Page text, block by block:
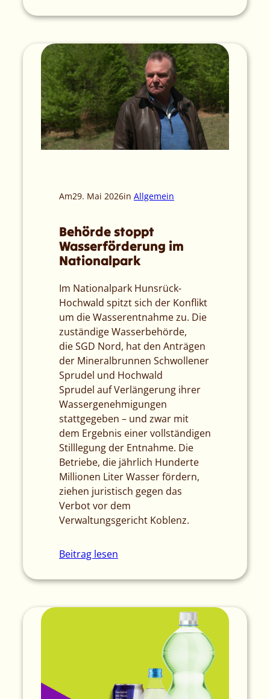
Am29. Mai 2026in Allgemein
Behörde stoppt
Wasserförderung im
Nationalpark
Im Nationalpark Hunsrück-
Hochwald spitzt sich der Konflikt
um die Wasserentnahme zu. Die
zuständige Wasserbehörde,
die SGD Nord, hat den Anträgen
der Mineralbrunnen Schwollener
Sprudel und Hochwald
Sprudel auf Verlängerung ihrer
Wassergenehmigungen
stattgegeben – und zwar mit
dem Ergebnis einer vollständigen
Stilllegung der Entnahme. Die
Betriebe, die jährlich Hunderte
Millionen Liter Wasser fördern,
ziehen juristisch gegen das
Verbot vor dem
Verwaltungsgericht Koblenz.
Beitrag lesen